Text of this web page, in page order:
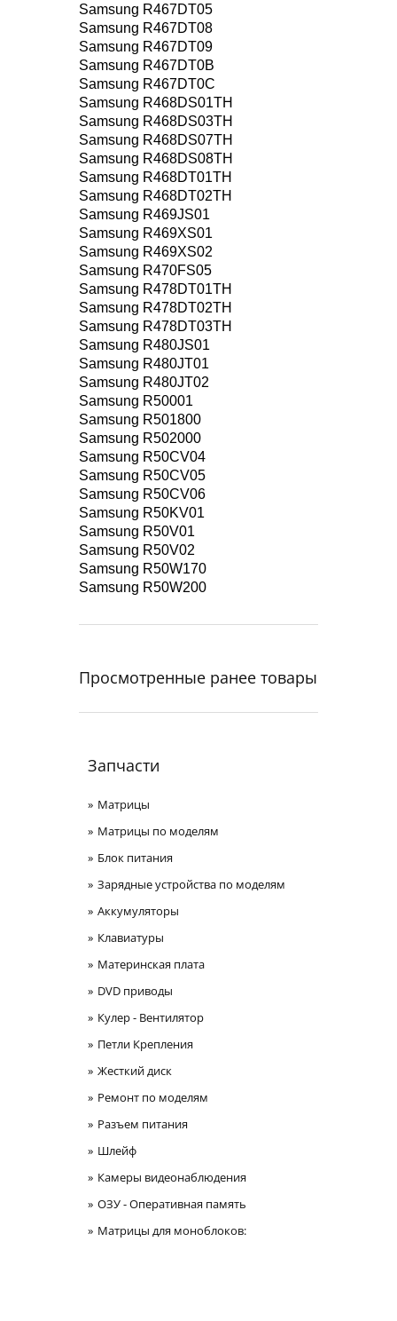
Samsung R467DT05
Samsung R467DT08
Samsung R467DT09
Samsung R467DT0B
Samsung R467DT0C
Samsung R468DS01TH
Samsung R468DS03TH
Samsung R468DS07TH
Samsung R468DS08TH
Samsung R468DT01TH
Samsung R468DT02TH
Samsung R469JS01
Samsung R469XS01
Samsung R469XS02
Samsung R470FS05
Samsung R478DT01TH
Samsung R478DT02TH
Samsung R478DT03TH
Samsung R480JS01
Samsung R480JT01
Samsung R480JT02
Samsung R50001
Samsung R501800
Samsung R502000
Samsung R50CV04
Samsung R50CV05
Samsung R50CV06
Samsung R50KV01
Samsung R50V01
Samsung R50V02
Samsung R50W170
Samsung R50W200
Просмотренные ранее товары
Запчасти
Матрицы
Матрицы по моделям
Блок питания
Зарядные устройства по моделям
Аккумуляторы
Клавиатуры
Материнская плата
DVD приводы
Кулер - Вентилятор
Петли Крепления
Жесткий диск
Ремонт по моделям
Разъем питания
Шлейф
Камеры видеонаблюдения
ОЗУ - Оперативная память
Матрицы для моноблоков: